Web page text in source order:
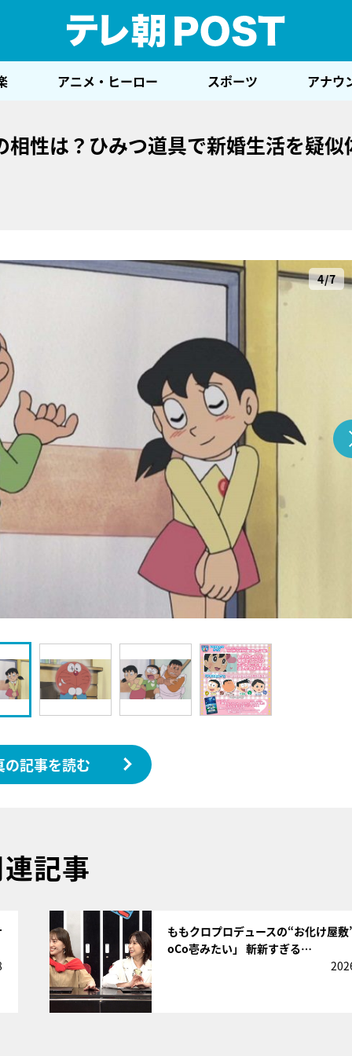
アニメ・ヒーロー スポーツ アナウ
性は？ひみつ道具で新婚生活を疑似
4/7
の記事を読む
記事
ももクロプロデュースの“お化け屋敷
oCo壱みたい」 斬新すぎる…
『アイ＝ラブ！げーみん
E齋藤樹愛羅＆佐々木舞
ビュー